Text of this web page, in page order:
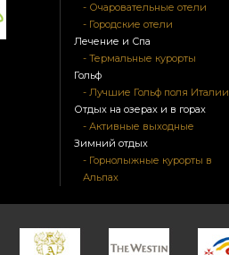
- Очаровательные отели
- Городские отели
Лечение и Спа
- Термальные курорты
Гольф
- Лучшие Гольф поля Италии
Отдых на озерах и в горах
- Активные выходные
Зимний отдых
- Горнолыжные курорты в
Альпах